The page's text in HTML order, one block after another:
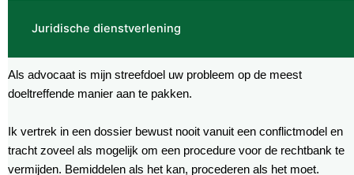
Juridische dienstverlening
Als advocaat is mijn streefdoel uw probleem op de meest
doeltreffende manier aan te pakken.
Ik vertrek in een dossier bewust nooit vanuit een conflictmodel en
tracht zoveel als mogelijk om een procedure voor de rechtbank te
vermijden. Bemiddelen als het kan, procederen als het moet.